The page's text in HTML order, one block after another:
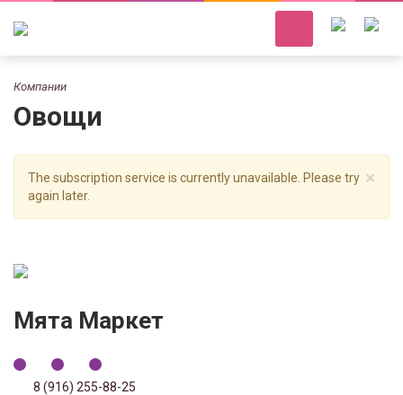
Компании
Овощи
×
The subscription service is currently unavailable. Please try
again later.
Мята Маркет
8 (916) 255-88-25